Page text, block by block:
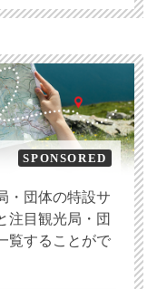
SPONSORED
・団体の特設サ
注目観光局・団
覧することがで